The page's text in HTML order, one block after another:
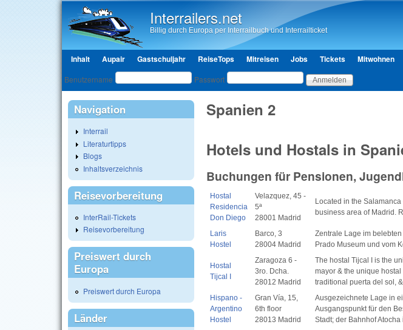
Interrailers.net
Billig durch Europa per Interrailbuch und Interrailticket
Hauptmenü
Inhalt Aupair Gastschuljahr ReiseTops Mitreisen Jobs Tickets Mitwohnen
Benutzeranmeldung
Benutzername Passwort
Spanien 2
Hotels und Hostals in
Buchungen für Pensionen,
Hostal
Residencia
Don Diego
Velazquez, 45 -
5ª
28001 Madrid
Located in the
business area of Madrid.
Laris
Hostel
Barco, 3
28004 Madrid
Zentrale Lage im
Prado Museum und vom
Hostal
Tijcal I
Zaragoza 6 -
3ro. Dcha.
28012 Madrid
The hostal Tijcal I is the
mayor & the unique
traditional puerta del sol,
Hispano -
Argentino
Hostel
Gran Vía, 15,
6th floor
28013 Madrid
Ausgezeichnete Lage in
Ausgangspunkt für den
Stadt; der Bahnhof Atocha
Navigation
Interrail
Literaturtipps
Blogs
Inhaltsverzeichnis
Reisevorbereitung
InterRail-Tickets
Reisevorbereitung
Preiswert durch
Europa
Preiswert durch Europa
Länder